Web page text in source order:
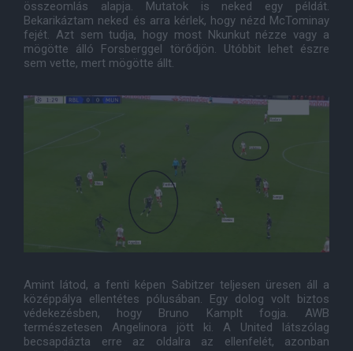
összeomlás alapja. Mutatok is neked egy példát.
Bekarikáztam neked és arra kérlek, hogy nézd McTominay
fejét. Azt sem tudja, hogy most Nkunkut nézze vagy a
mögötte álló Forsberggel törődjön. Utóbbit lehet észre
sem vette, mert mögötte állt.
Amint látod, a fenti képen Sabitzer teljesen üresen áll a
középpálya ellentétes pólusában. Egy dolog volt biztos
védekezésben, hogy Bruno Kamplt fogja. AWB
természetesen Angelinora jött ki. A United látszólag
becsapdázta erre az oldalra az ellenfelét, azonban